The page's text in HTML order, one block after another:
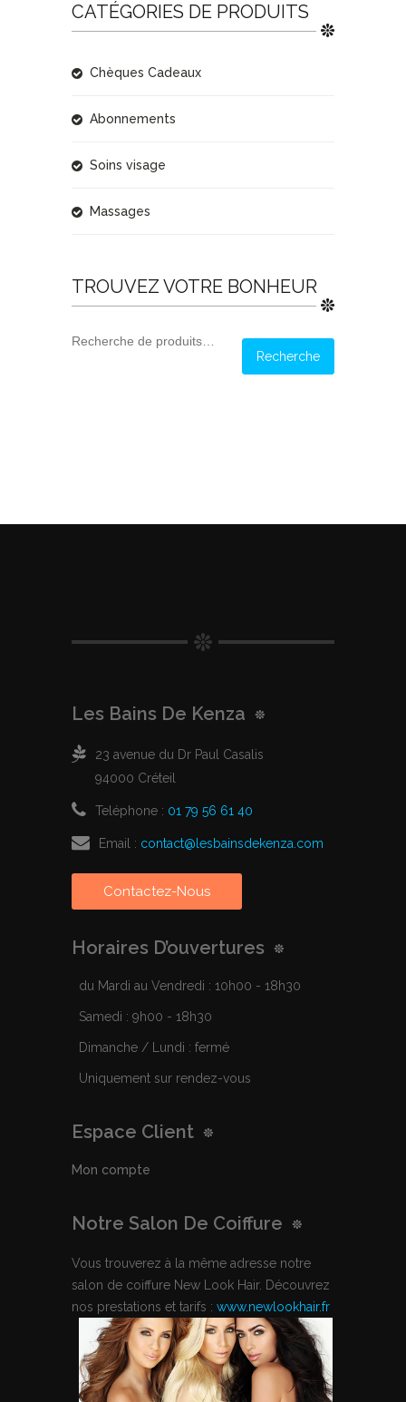
CATÉGORIES DE PRODUITS
Chèques Cadeaux
Abonnements
Soins visage
Massages
TROUVEZ VOTRE BONHEUR
Recherche
Recherche
Les Bains De Kenza
23 avenue du Dr Paul Casalis
94000 Créteil
Teléphone : 01 79 56 61 40
Email : contact@lesbainsdekenza.com
Contactez-Nous
Horaires D’ouvertures
du Mardi au Vendredi : 10h00 - 18h30
Samedi : 9h00 - 18h30
Dimanche / Lundi : fermé
Uniquement sur rendez-vous
Espace Client
Mon compte
Notre Salon De Coiffure
Vous trouverez à la même adresse notre
salon de coiffure New Look Hair. Découvrez
nos prestations et tarifs : www.newlookhair.fr